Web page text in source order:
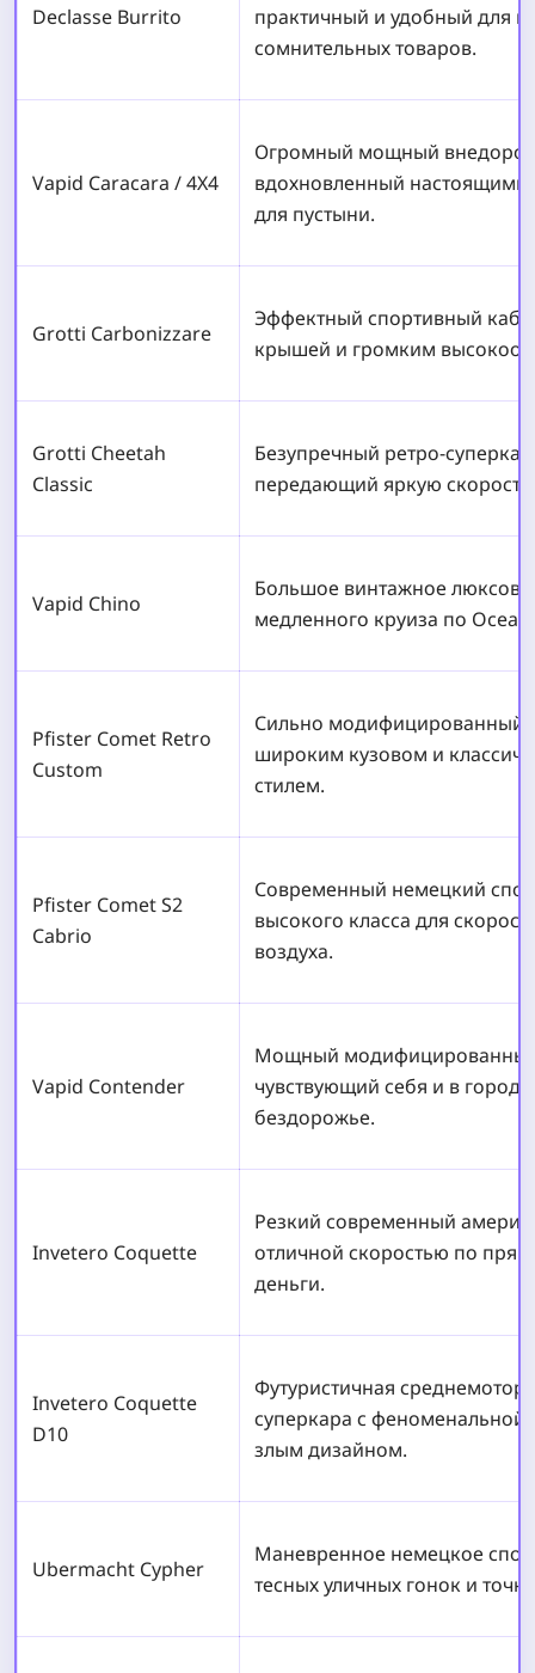
Declasse Burrito
практичный и удобный для
сомнительных товаров.
Vapid Caracara / 4X4
Огромный мощный
вдохновленный
для пустыни.
Grotti Carbonizzare
Эффектный спортивный
крышей и громким
Grotti Cheetah
Classic
Безупречный ретро-
передающий яркую
Vapid Chino
Большое винтажное
медленного круиза по
Pfister Comet Retro
Custom
Сильно модифицированный
широким кузовом и
стилем.
Pfister Comet S2
Cabrio
Современный немецкий
высокого класса для
воздуха.
Vapid Contender
Мощный модифицированный
чувствующий себя и в
бездорожье.
Invetero Coquette
Резкий современный
отличной скоростью по
деньги.
Invetero Coquette
D10
Футуристичная
суперкара с феноменальной
злым дизайном.
Ubermacht Cypher
Маневренное немецкое
тесных уличных гонок и